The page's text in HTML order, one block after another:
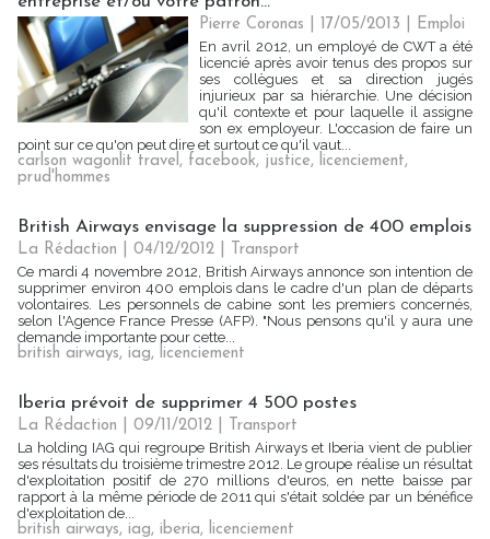
Pierre Coronas | 17/05/2013
Emploi
En avril 2012, un employé de CWT a été
licencié après avoir tenus des propos sur
ses collègues et sa direction jugés
injurieux par sa hiérarchie. Une décision
qu'il contexte et pour laquelle il assigne
son ex employeur. L'occasion de faire un
point sur ce qu'on peut dire et surtout ce qu'il vaut...
carlson wagonlit travel, facebook, justice, licenciement,
prud'hommes
British Airways envisage la suppression de 400 emplois
La Rédaction | 04/12/2012
Transport
Ce mardi 4 novembre 2012, British Airways annonce son intention de
supprimer environ 400 emplois dans le cadre d'un plan de départs
volontaires. Les personnels de cabine sont les premiers concernés,
selon l'Agence France Presse (AFP). "Nous pensons qu'il y aura une
demande importante pour cette...
british airways, iag, licenciement
Iberia prévoit de supprimer 4 500 postes
La Rédaction | 09/11/2012
Transport
La holding IAG qui regroupe British Airways et Iberia vient de publier
ses résultats du troisième trimestre 2012. Le groupe réalise un résultat
d'exploitation positif de 270 millions d'euros, en nette baisse par
rapport à la même période de 2011 qui s'était soldée par un bénéfice
d'exploitation de...
british airways, iag, iberia, licenciement